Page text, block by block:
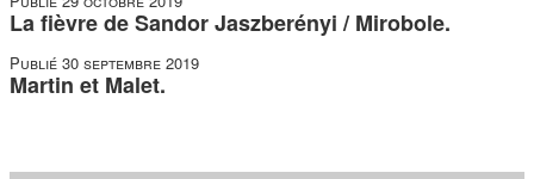
La fièvre de Sandor Jaszberényi / Mirobole.
Publié 30 septembre 2019
Martin et Malet.